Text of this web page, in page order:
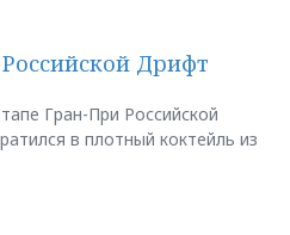
Дрифт
Гран-При Российской
в плотный коктейль из